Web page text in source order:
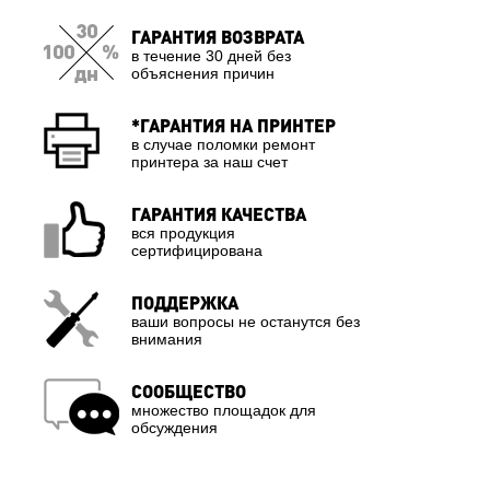
ГАРАНТИЯ ВОЗВРАТА
в течение 30 дней без
объяснения причин
*ГАРАНТИЯ НА ПРИНТЕР
в случае поломки ремонт
принтера за наш счет
ГАРАНТИЯ КАЧЕСТВА
вся продукция
сертифицирована
ПОДДЕРЖКА
ваши вопросы не останутся без
внимания
СООБЩЕСТВО
множество площадок для
обсуждения